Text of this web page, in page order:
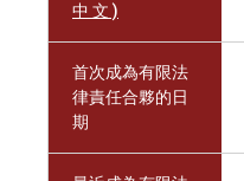
中 文 )
首次成為有限法
律責任合夥的日
期